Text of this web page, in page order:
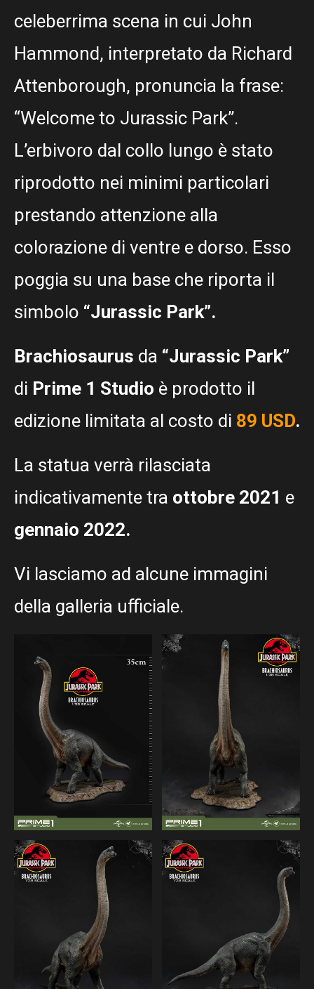
celeberrima scena in cui John
Hammond, interpretato da Richard
Attenborough, pronuncia la frase:
“Welcome to Jurassic Park”.
L’erbivoro dal collo lungo è stato
riprodotto nei minimi particolari
prestando attenzione alla
colorazione di ventre e dorso. Esso
poggia su una base che riporta il
simbolo “Jurassic Park”.
Brachiosaurus da “Jurassic Park”
di Prime 1 Studio è prodotto il
edizione limitata al costo di 89 USD.
La statua verrà rilasciata
indicativamente tra ottobre 2021 e
gennaio 2022.
Vi lasciamo ad alcune immagini
della galleria ufficiale.